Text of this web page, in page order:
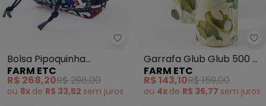
Farm Etc - Bolsa Pipoquinha
Bolsa Pipoquinha
Typecool Azul
FARM ETC
R$ 268,20R$ 298,00
ou 8x de R$ 33,52 sem juros
Garrafa Glub Glub 500 Ml
Flor de Lotus Off White
FARM ETC
R$ 143,10R$ 159,00
ou 4x de R$ 35,77 sem juros